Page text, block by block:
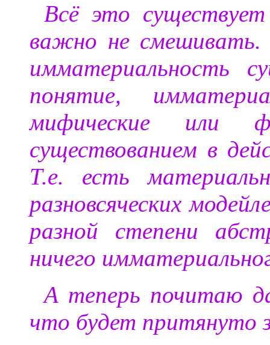
Всё это
важно не
имматериальность
понятие,
мифические или
существованием в
Т.е. есть
разновсяческих
разной степени
ничего
А теперь почитаю
что будет притянуто